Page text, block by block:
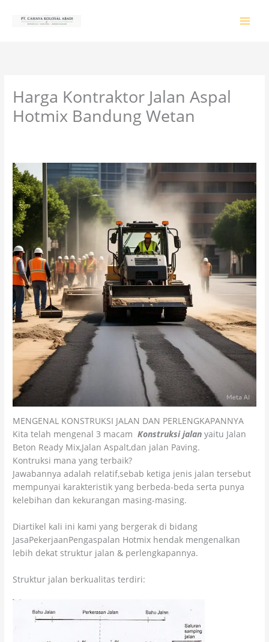
Harga Kontraktor Jalan Aspal
Hotmix Bandung Wetan
MENGENAL KONSTRUKSI JALAN DAN PERLENGKAPANNYA
Kita telah mengenal 3 macamKonstruksi jalan yaitu Jalan
Beton Ready Mix,Jalan Aspalt,dan jalan Paving.
Kontruksi mana yang terbaik?
Jawabannya adalah relatif,sebab ketiga jenis jalan tersebut
mempunyai karakteristik yang berbeda-beda serta punya
kelebihan dan kekurangan masing-masing.
Diartikel kali ini kami yang bergerak di bidang
JasaPekerjaanPengaspalan Hotmix hendak mengenalkan
lebih dekat struktur jalan & perlengkapannya.
Struktur jalan berkualitas terdiri: